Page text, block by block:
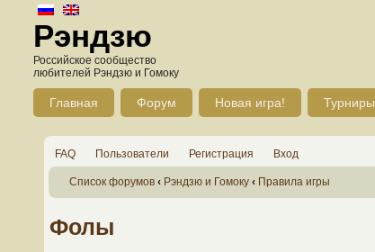
Рэндзю
Российское сообщество
любителей Рэндзю и Гомоку
Главная Форум Новая игра! Турниры
FAQ Пользователи Регистрация Вход
Список форумов ‹ Рэндзю и Гомоку ‹ Правила игры
Фолы